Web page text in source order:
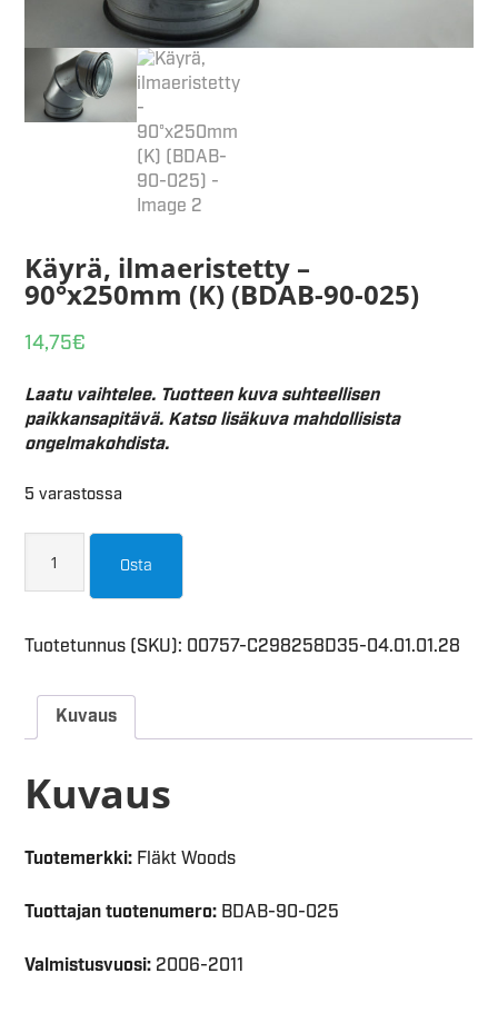
Käyrä, ilmaeristetty –
90°x250mm (K) (BDAB-90-025)
14,75€
Laatu vaihtelee. Tuotteen kuva suhteellisen
paikkansapitävä. Katso lisäkuva mahdollisista
ongelmakohdista.
5 varastossa
Osta
Tuotetunnus (SKU): 00757-C298258D35-04.01.01.28
Kuvaus
Kuvaus
Tuotemerkki: Fläkt Woods
Tuottajan tuotenumero: BDAB-90-025
Valmistusvuosi: 2006-2011